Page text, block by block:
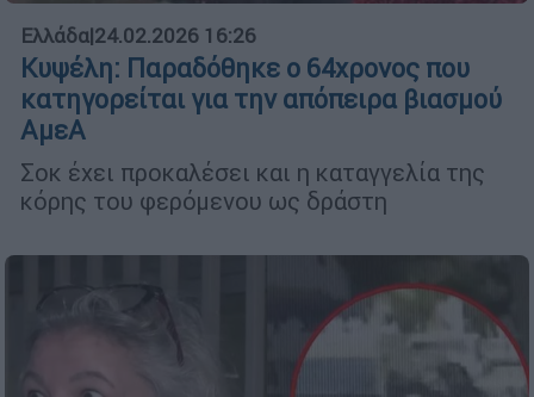
Ελλάδα|24.02.2026 16:26
Κυψέλη: Παραδόθηκε ο 64χρονος που
κατηγορείται για την απόπειρα βιασμού
ΑμεΑ
Σοκ έχει προκαλέσει και η καταγγελία της
κόρης του φερόμενου ως δράστη